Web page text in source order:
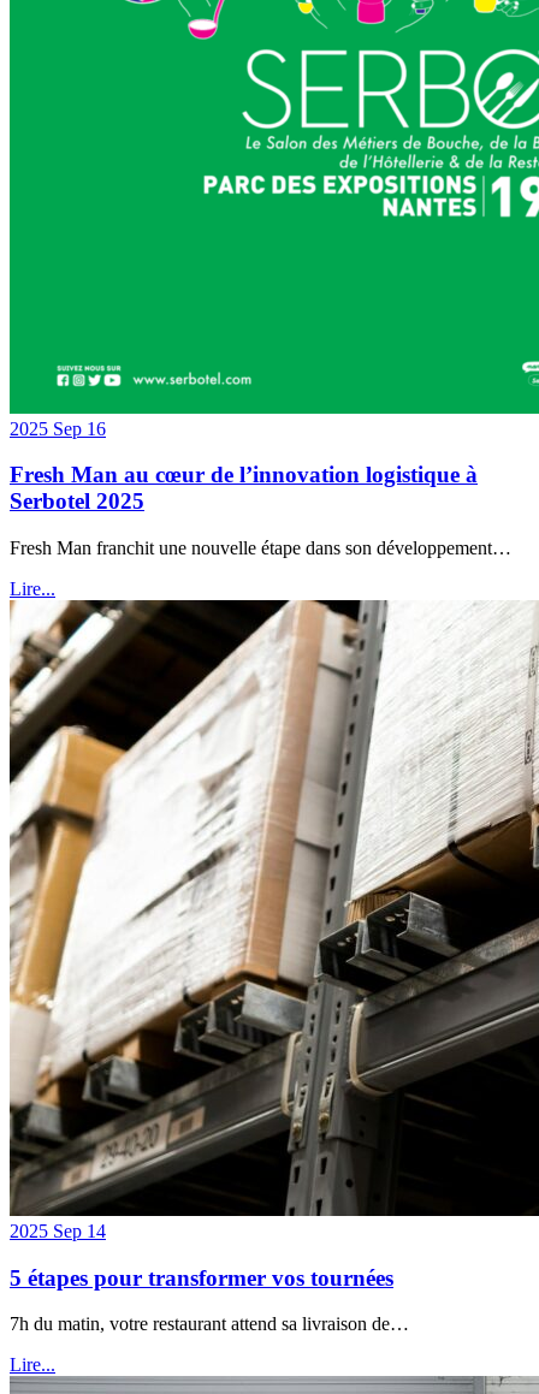
2025 Sep 16
Fresh Man au cœur de l’innovation logistique à
Serbotel 2025
Fresh Man franchit une nouvelle étape dans son développement…
Lire...
2025 Sep 14
5 étapes pour transformer vos tournées
7h du matin, votre restaurant attend sa livraison de…
Lire...